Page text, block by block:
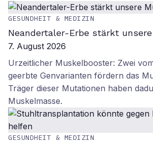
GESUNDHEIT & MEDIZIN
Neandertaler-Erbe stärkt
7. August 2026
Urzeitlicher Muskelbooster: Zwei
geerbte Genvarianten fördern das
Träger dieser Mutationen haben
Muskelmasse.
GESUNDHEIT & MEDIZIN